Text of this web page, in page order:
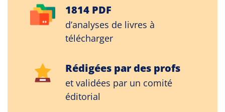
1814 PDF
d’analyses de livres à
télécharger
Rédigées par des profs
et validées par un comité
éditorial